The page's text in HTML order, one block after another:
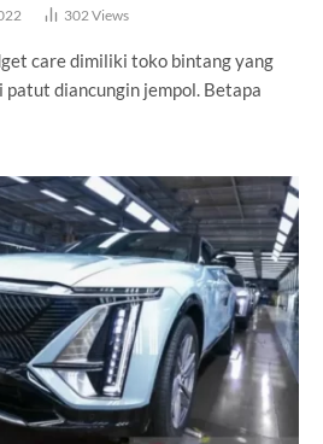
302Views
care dimiliki toko bintang yang
diancungin jempol. Betapa